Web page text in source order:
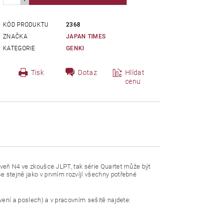
KÓD PRODUKTU
2368
ZNAČKA
JAPAN TIMES
KATEGORIE
GENKI
Tisk Dotaz
Hlídat
cenu
N4 ve zkoušce JLPT, tak série Quartet může být
stejně jako v prvním rozvíjí všechny potřebné
a poslech) a v pracovním sešitě najdete: